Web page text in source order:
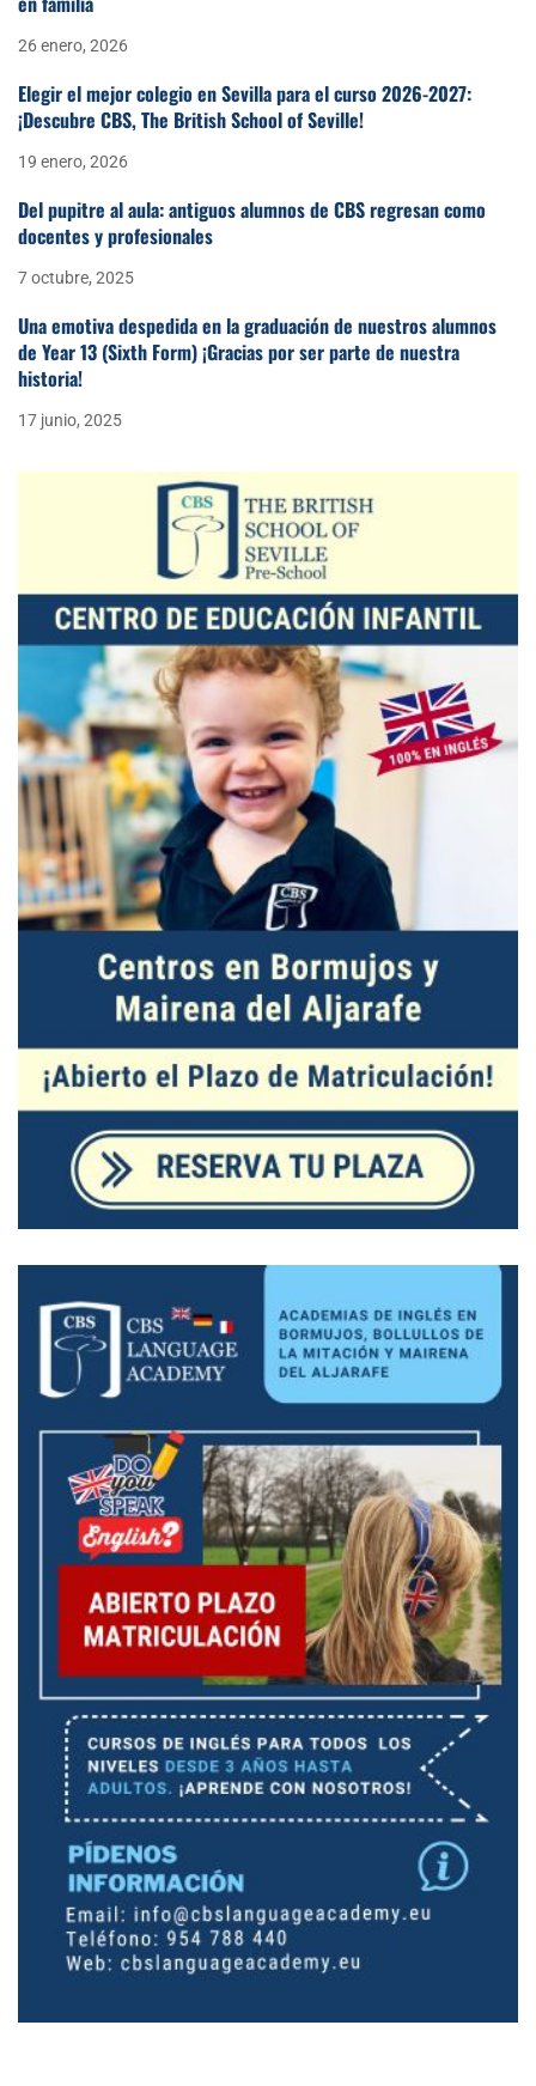
26 enero, 2026
Elegir el mejor colegio en Sevilla para el curso 2026-2027:
¡Descubre CBS, The British School of Seville!
19 enero, 2026
Del pupitre al aula: antiguos alumnos de CBS regresan como
docentes y profesionales
7 octubre, 2025
Una emotiva despedida en la graduación de nuestros alumnos
de Year 13 (Sixth Form) ¡Gracias por ser parte de nuestra
historia!
17 junio, 2025